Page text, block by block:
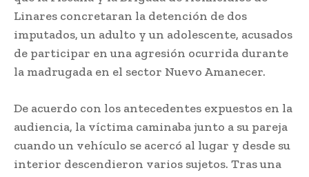
Linares concretaran la detención de dos
imputados, un adulto y un adolescente, acusados
de participar en una agresión ocurrida durante
la madrugada en el sector Nuevo Amanecer.
De acuerdo con los antecedentes expuestos en la
audiencia, la víctima caminaba junto a su pareja
cuando un vehículo se acercó al lugar y desde su
interior descendieron varios sujetos. Tras una